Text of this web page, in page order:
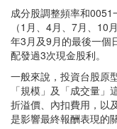
成分股調整頻率和
（1月、4月、7月、
年3月及9月的最後一個
配發過3次現金股利。
一般來說，投資台股原
「規模」及「成交量
折溢價、內扣費用，以
是影響最終報酬表現的